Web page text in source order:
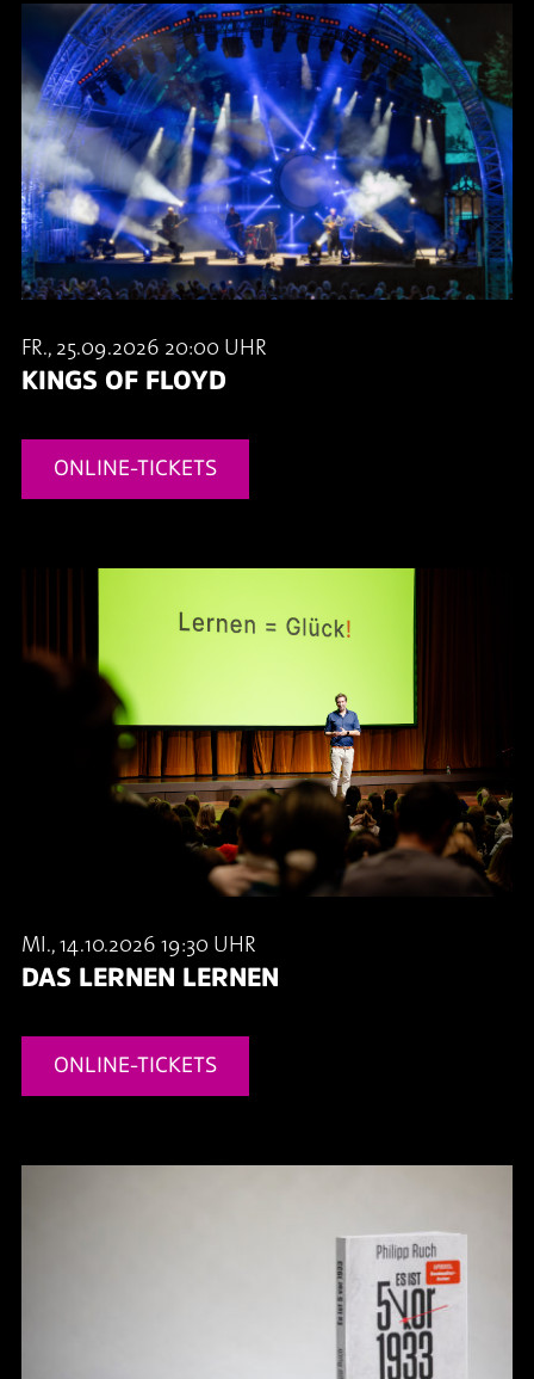
FR., 25.09.2026 20:00 UHR
KINGS OF FLOYD
ONLINE-TICKETS
MI., 14.10.2026 19:30 UHR
DAS LERNEN LERNEN
ONLINE-TICKETS